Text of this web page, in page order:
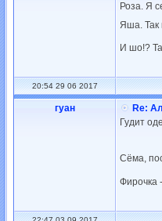
Роза. Я
Яша. Так
И шо!?
20:54 29 06 2017
гуан
Re:
Гудит
Сёма,
Фирочка